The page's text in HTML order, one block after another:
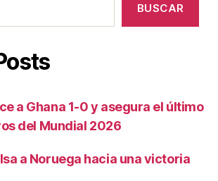
BUSCAR
a Ghana 1-0 y asegura el último
del Mundial 2026
a Noruega hacia una victoria